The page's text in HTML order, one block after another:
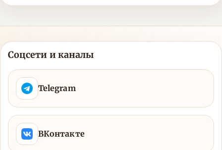
Соцсети и каналы
Telegram
ВКонтакте